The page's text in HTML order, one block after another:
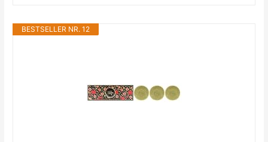
BESTSELLER NR. 12